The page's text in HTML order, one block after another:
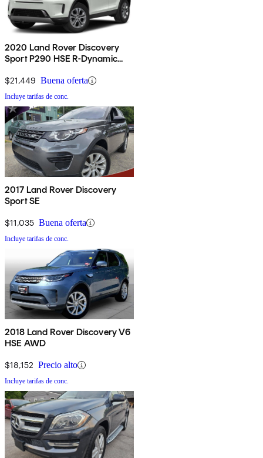
2020 Land Rover Discovery
Sport P290 HSE R-Dynamic
$21,449 Buena oferta
Incluye tarifas de conc.
2017 Land Rover Discovery
Sport SE
$11,035 Buena oferta
Incluye tarifas de conc.
2018 Land Rover Discovery V6
HSE AWD
$18,152 Precio alto
Incluye tarifas de conc.